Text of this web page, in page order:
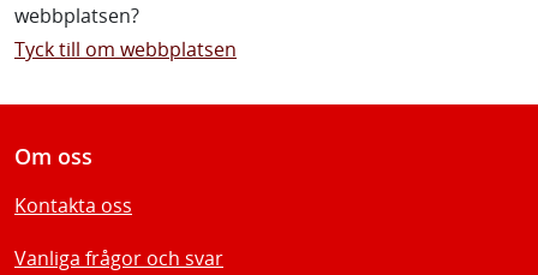
webbplatsen?
Tyck till om webbplatsen
Om oss
Kontakta oss
Vanliga frågor och svar